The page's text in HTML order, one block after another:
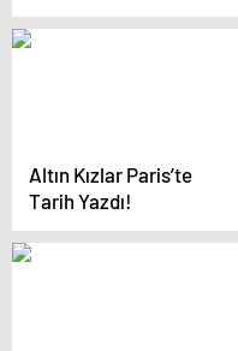
Afyonkarahisar’da
Başladı
Altın Kızlar Paris’te
Tarih Yazdı!